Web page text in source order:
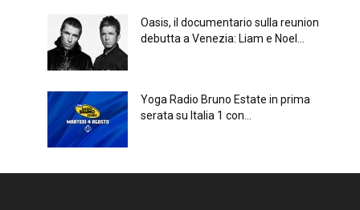
Oasis, il documentario sulla reunion
debutta a Venezia: Liam e Noel...
Yoga Radio Bruno Estate in prima
serata su Italia 1 con...